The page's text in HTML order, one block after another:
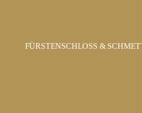
springenFÜRSTENSCHLOSS &